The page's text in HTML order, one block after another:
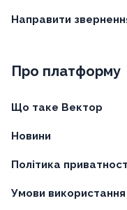
Направити
Про платформу
Що таке Вектор
Новини
Політика
Умови використання